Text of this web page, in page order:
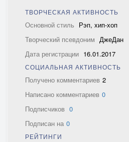
ТВОРЧЕСКАЯ АКТИВНОСТЬ
Основной стиль Рэп, хип-хоп
Творческий псевдоним ДжеДан
Дата регистрации 16.01.2017
СОЦИАЛЬНАЯ АКТИВНОСТЬ
Получено комментариев 2
Написано комментариев 0
Подписчиков 0
Подписан на 0
РЕЙТИНГИ